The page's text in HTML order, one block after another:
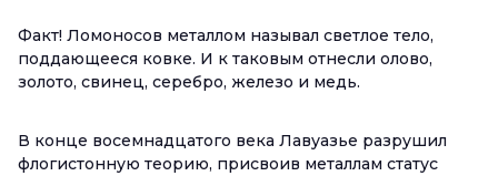
Факт! Ломоносов металлом называл светлое тело,
поддающееся ковке. И к таковым отнесли олово,
золото, свинец, серебро, железо и медь.
В конце восемнадцатого века Лавуазье разрушил
флогистонную теорию, присвоив металлам статус